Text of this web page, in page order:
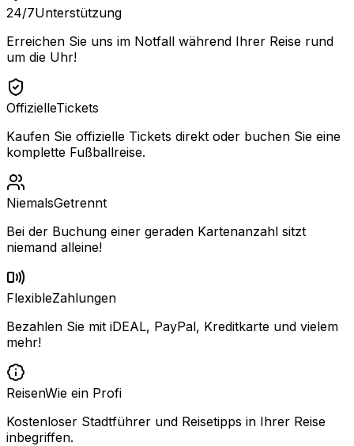
24/7Unterstützung
Erreichen Sie uns im Notfall während Ihrer Reise rund
um die Uhr!
OffizielleTickets
Kaufen Sie offizielle Tickets direkt oder buchen Sie eine
komplette Fußballreise.
NiemalsGetrennt
Bei der Buchung einer geraden Kartenanzahl sitzt
niemand alleine!
FlexibleZahlungen
Bezahlen Sie mit iDEAL, PayPal, Kreditkarte und vielem
mehr!
ReisenWie ein Profi
Kostenloser Stadtführer und Reisetipps in Ihrer Reise
inbegriffen.